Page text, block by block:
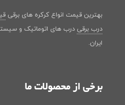
بهترین قیمت انواع کرکره های برقی
درب برقی درب های اتوماتیک و
ایران.
برخی از محصولات ما